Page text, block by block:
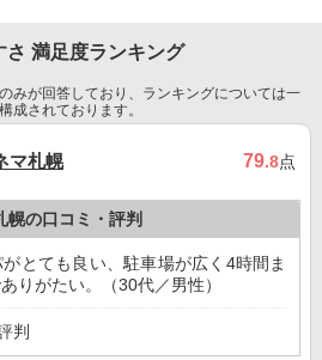
満足度ランキング
みが回答しており、ランキングについては一
成されております。
マ札幌 79.8点
幌の口コミ・評判
とても良い、駐車場が広く4時間ま
りがたい。（30代／男性）
判